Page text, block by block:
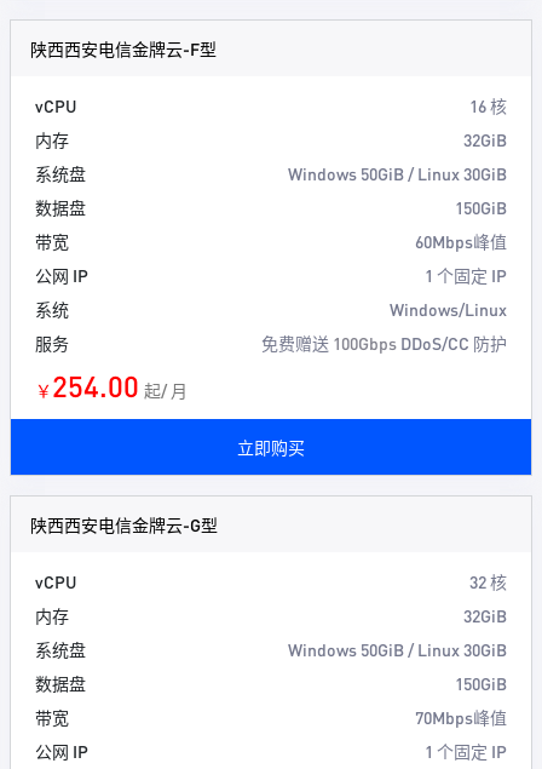
陕西西安电信金牌云-F型
vCPU
16 核
内存
32GiB
系统盘
Windows 50GiB / Linux 30GiB
数据盘
150GiB
带宽
60Mbps峰值
公网 IP
1 个固定 IP
系统
Windows/Linux
服务
免费赠送 100Gbps DDoS/CC 防护
￥ 254.00 起/ 月
立即购买
陕西西安电信金牌云-G型
vCPU
32 核
内存
32GiB
系统盘
Windows 50GiB / Linux 30GiB
数据盘
150GiB
带宽
70Mbps峰值
公网 IP
1 个固定 IP